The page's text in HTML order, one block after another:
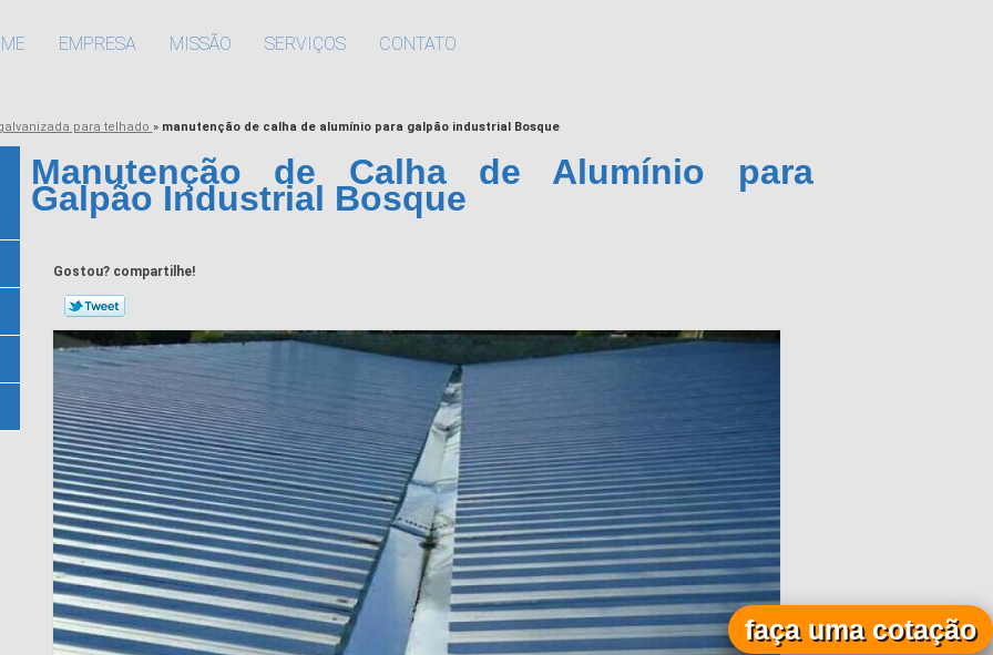
EMPRESA MISSÃO SERVIÇOS CONTATO
para telhado » manutenção de calha de alumínio para galpão industrial Bosque
Manutenção de Calha de Alumínio para
Galpão Industrial Bosque
Gostou? compartilhe!
faça uma cotação